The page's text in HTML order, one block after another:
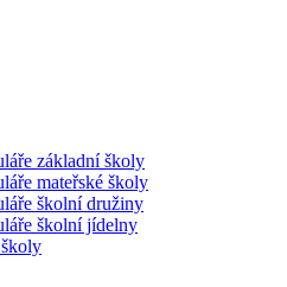
základní školy
mateřské školy
školní družiny
školní jídelny